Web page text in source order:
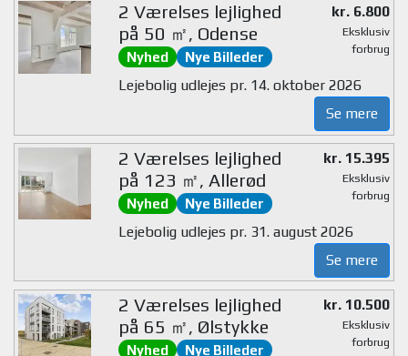
2 Værelses lejlighed
på 50 ㎡, Odense
Nyhed Nye Billeder
kr. 6.800
Eksklusiv
forbrug
Lejebolig udlejes pr. 14. oktober 2026
Se mere
2 Værelses lejlighed
på 123 ㎡, Allerød
Nyhed Nye Billeder
kr. 15.395
Eksklusiv
forbrug
Lejebolig udlejes pr. 31. august 2026
Se mere
2 Værelses lejlighed
på 65 ㎡, Ølstykke
Nyhed Nye Billeder
kr. 10.500
Eksklusiv
forbrug